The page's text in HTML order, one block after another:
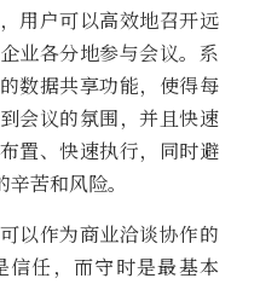
用户可以高效地召开远
业各分地参与会议。系
数据共享功能，使得每
会议的氛围，并且快速
置、快速执行，同时避
苦和风险。
以作为商业洽谈协作的
任，而守时是最基本